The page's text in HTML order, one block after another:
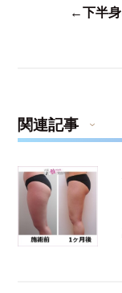
←下半身
関連記事